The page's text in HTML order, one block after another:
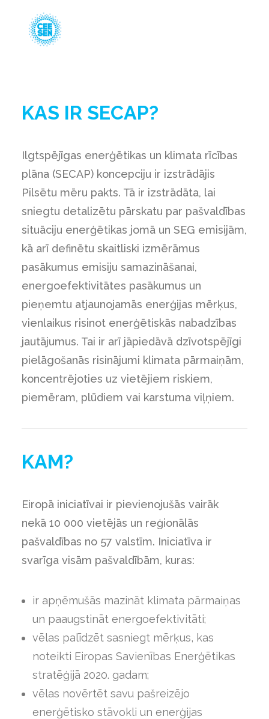
Resources
Events
Reģistrācija dalībai CEESEN
KAS IR SECAP?
Ilgtspējīgas enerģētikas un klimata rīcības
plāna (SECAP) koncepciju ir izstrādājis
Pilsētu mēru pakts. Tā ir izstrādāta, lai
sniegtu detalizētu pārskatu par pašvaldības
situāciju enerģētikas jomā un SEG emisijām,
kā arī definētu skaitliski izmērāmus
pasākumus emisiju samazināšanai,
energoefektivitātes pasākumus un
pieņemtu atjaunojamās enerģijas mērķus,
vienlaikus risinot enerģētiskās nabadzības
jautājumus. Tai ir arī jāpiedāvā dzīvotspējīgi
pielāgošanās risinājumi klimata pārmaiņām,
koncentrējoties uz vietējiem riskiem,
piemēram, plūdiem vai karstuma viļņiem.
KAM?
Eiropā iniciatīvai ir pievienojušās vairāk
nekā 10 000 vietējās un reģionālās
pašvaldības no 57 valstīm. Iniciatīva ir
svarīga visām pašvaldībām, kuras:
ir apņēmušās mazināt klimata pārmaiņas
un paaugstināt energoefektivitāti;
vēlas palīdzēt sasniegt mērķus, kas
noteikti Eiropas Savienības Enerģētikas
stratēģijā 2020. gadam;
vēlas novērtēt savu pašreizējo
enerģētisko stāvokli un enerģijas